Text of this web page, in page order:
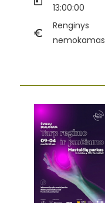
13:00:00
Renginys
nemokamas